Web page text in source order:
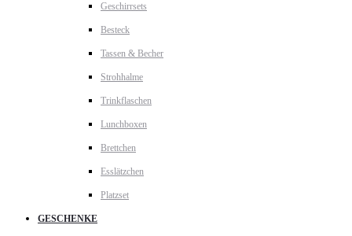
Geschirrsets
Besteck
Tassen & Becher
Strohhalme
Trinkflaschen
Lunchboxen
Brettchen
Esslätzchen
Platzset
GESCHENKE